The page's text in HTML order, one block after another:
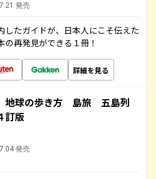
発売
したガイドが、日本人にこそ伝えた
再発見ができる１冊！
詳細を見る
地球の歩き方 島旅 五島列
版
発売